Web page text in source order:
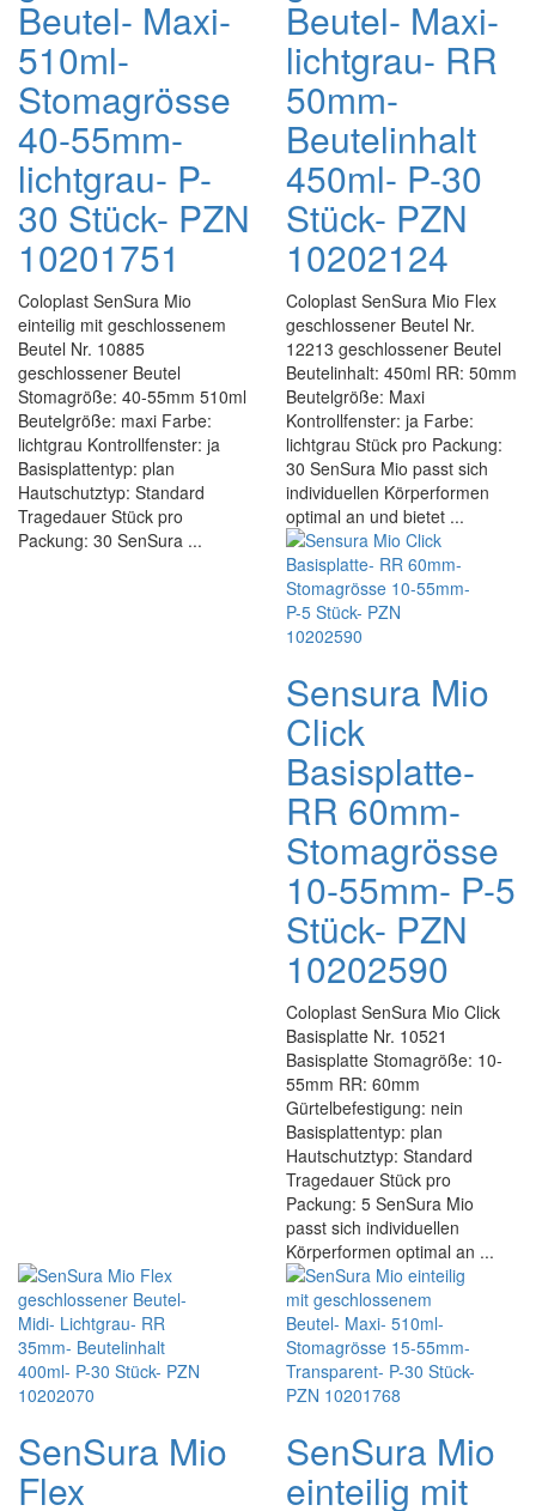
Beutel- Maxi-
510ml-
Stomagrösse
40-55mm-
lichtgrau- P-
30 Stück- PZN
10201751
Coloplast SenSura Mio
einteilig mit geschlossenem
Beutel Nr. 10885
geschlossener Beutel
Stomagröße: 40-55mm 510ml
Beutelgröße: maxi Farbe:
lichtgrau Kontrollfenster: ja
Basisplattentyp: plan
Hautschutztyp: Standard
Tragedauer Stück pro
Packung: 30 SenSura ...
Beutel- Maxi-
lichtgrau- RR
50mm-
Beutelinhalt
450ml- P-30
Stück- PZN
10202124
Coloplast SenSura Mio Flex
geschlossener Beutel Nr.
12213 geschlossener Beutel
Beutelinhalt: 450ml RR: 50mm
Beutelgröße: Maxi
Kontrollfenster: ja Farbe:
lichtgrau Stück pro Packung:
30 SenSura Mio passt sich
individuellen Körperformen
optimal an und bietet ...
Sensura Mio
Click
Basisplatte-
RR 60mm-
Stomagrösse
10-55mm- P-5
Stück- PZN
10202590
Coloplast SenSura Mio Click
Basisplatte Nr. 10521
Basisplatte Stomagröße: 10-
55mm RR: 60mm
Gürtelbefestigung: nein
Basisplattentyp: plan
Hautschutztyp: Standard
Tragedauer Stück pro
Packung: 5 SenSura Mio
passt sich individuellen
Körperformen optimal an ...
SenSura Mio
Flex
SenSura Mio
einteilig mit